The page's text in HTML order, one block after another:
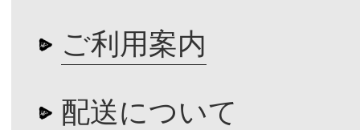
ご利用案内
配送について